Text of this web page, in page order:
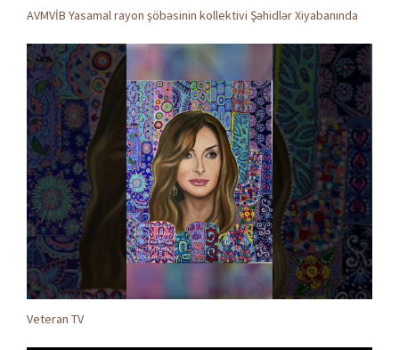
AVMVİB Yasamal rayon şöbəsinin kollektivi Şəhidlər Xiyabanında
Veteran TV